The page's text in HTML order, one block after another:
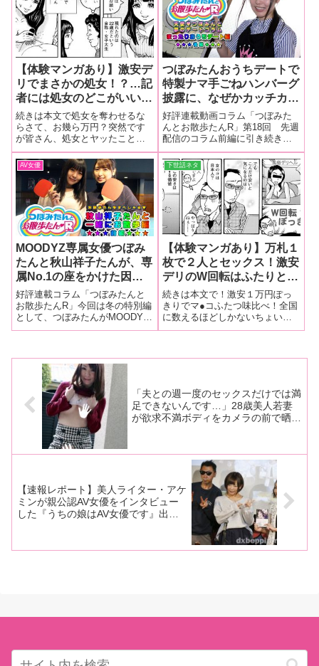
【体験マンガあり】激安デ
リでまさかの処女！？…記
者には処女のどこがいいの
かさっぱり分かりません！
【気になる風俗勝手に通信
簿】
続きは本文で処女を奪わせるな
らさて、お幾ら万円？突然です
が皆さん、処女とヤッたことあ
りますか？実は記者、初体験は
３歳年上の非処女で、リードし
てもらいながら童貞を卒業。そ
れ以来、処女膜を貫通する機会
にも恵まれることなく、今日現
在に至るんですが
つぼみたんおうちデートで
特製ナマ手ごねハンバーグ
披露に、なぜかカッチカチ
の唐揚げでシアワセの味を
噛みしめる♥ あぁこんな嫁
がウチにいたら…♥♥♥【つ
ぼみたんとお散歩たん
R18（後編）】
好評連載動画コラム「つぼみた
んとお散歩たんR」第18回 先週
配信のコラム前編に引き続き、
まったりおうちデート編（後
編）をお届けします♪
AV女優
MOODYZ専属女優つぼみ
たんと秋山祥子たんが、専
属No.1の座をかけた因縁
の卓球対決？！etc…【つ
ぼみたんとお散歩たんR⑪
冬SP（前編）】
好評連載コラム「つぼみたんと
お散歩たんR」今回は冬の特別編
として、つぼみたんがMOODYZ
専属女優仲間の秋山祥子ちゃん
下世話ネタ
【体験マンガあり】万札１
枚で２人とセックス！激安
デリのW回転はふたりとも
挿入OK【気になる風俗試
し隊！！】
続きは本文で！激安１万円ぽっ
きりでマ●コふたつ味比べ！全国
に数えるほどしかないちょいの
間を除けば、今の日本での本●裏
うでなければ相手は中国系とい
「夫との週一度のセックスだけでは満
足できないんです…」28歳美人若妻
が欲求不満ボディをカメラの前で晒す
【速報レポート】美人ライター・アケ
ミンが親公認AV女優をインタビュー
した『うちの娘はAV女優です』出版
督の壮絶親バレ体験も語られ、スペシ